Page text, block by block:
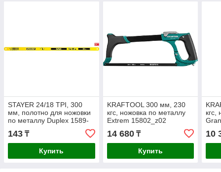
STAYER 24/18 TPI, 300
мм, полотно для ножовки
по металлу Duplex 1589-
143 ₸
Купить
KRAFTOOL 300 мм, 230
кгс, ножовка по металлу
Extrem 15802_z02
14 680₸
Купить
кгс,
10